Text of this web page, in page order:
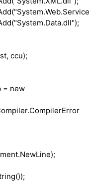
ccu);
= new